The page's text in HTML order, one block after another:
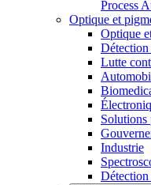
Process
Optique et
Optique
Lutte
Solutions
Industrie
Détection